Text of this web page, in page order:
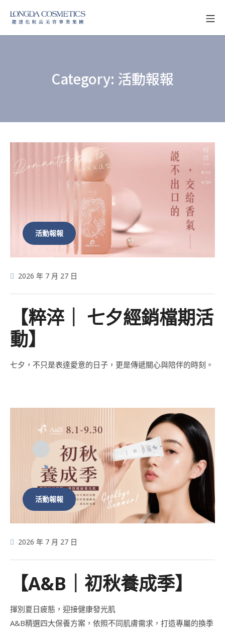
content
龍達化粧品美容事業
Category: 活動報報
活動報報
2026 年 7 月 27 日
【粹淬｜ 七夕經銷檔期活
動】
七夕，不只是表達愛意的日子，更是傳遞關心與陪伴的時刻。
活動報報
2026 年 7 月 27 日
【A&B｜初秋養成季】
揮別夏日疲態，迎接健康發光肌
A&B精選四大保養方案，依照不同肌膚需求，打造專屬的換季